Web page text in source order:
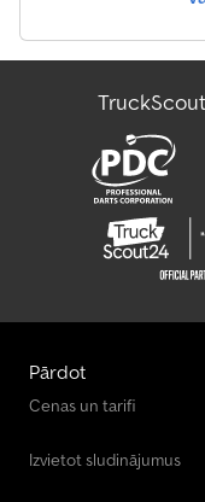
Pārdot
Cenas un tarifi
Izvietot sludinājumus